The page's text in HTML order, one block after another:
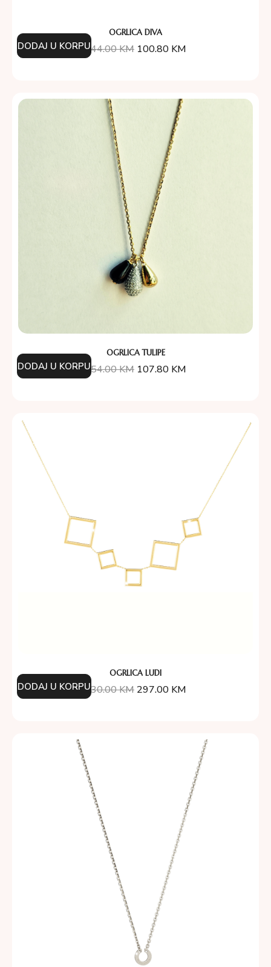
OGRLICA DIVA
144.00KM 100.80 KM
DODAJ U KORPU
OGRLICA TULIPE
154.00KM 107.80 KM
DODAJ U KORPU
OGRLICA LUDI
330.00KM 297.00 KM
DODAJ U KORPU